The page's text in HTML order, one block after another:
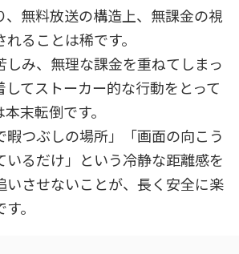
、無料放送の構造上、無課金の視
ることは稀です。
しみ、無理な課金を重ねてしまっ
してストーカー的な行動をとって
末転倒です。
暇つぶしの場所」「画面の向こう
いるだけ」という冷静な距離感を
いさせないことが、長く安全に楽
。